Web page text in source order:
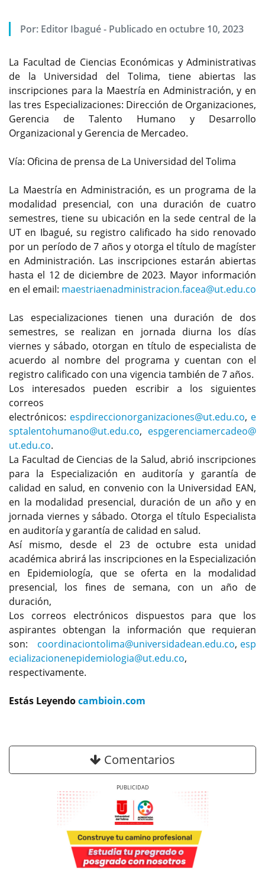
Por: Editor Ibagué- Publicado en octubre 10, 2023
La Facultad de Ciencias Económicas y Administrativas
de la Universidad del Tolima, tiene abiertas las
inscripciones para la Maestría en Administración, y en
las tres Especializaciones: Dirección de Organizaciones,
Gerencia de Talento Humano y Desarrollo
Organizacional y Gerencia de Mercadeo.
Vía: Oficina de prensa de La Universidad del Tolima
La Maestría en Administración, es un programa de la
modalidad presencial, con una duración de cuatro
semestres, tiene su ubicación en la sede central de la
UT en Ibagué, su registro calificado ha sido renovado
por un período de 7 años y otorga el título de magíster
en Administración. Las inscripciones estarán abiertas
hasta el 12 de diciembre de 2023. Mayor información
en el email: maestriaenadministracion.facea@ut.edu.co
Las especializaciones tienen una duración de dos
semestres, se realizan en jornada diurna los días
viernes y sábado, otorgan en título de especialista de
acuerdo al nombre del programa y cuentan con el
registro calificado con una vigencia también de 7 años.
Los interesados pueden escribir a los siguientes
correos
electrónicos: espdireccionorganizaciones@ut.edu.co, e
sptalentohumano@ut.edu.co, espgerenciamercadeo@
ut.edu.co.
La Facultad de Ciencias de la Salud, abrió inscripciones
para la Especialización en auditoría y garantía de
calidad en salud, en convenio con la Universidad EAN,
en la modalidad presencial, duración de un año y en
jornada viernes y sábado. Otorga el título Especialista
en auditoría y garantía de calidad en salud.
Así mismo, desde el 23 de octubre esta unidad
académica abrirá las inscripciones en la Especialización
en Epidemiología, que se oferta en la modalidad
presencial, los fines de semana, con un año de
duración,
Los correos electrónicos dispuestos para que los
aspirantes obtengan la información que requieran
son: coordinaciontolima@universidadean.edu.co, esp
ecializacionenepidemiologia@ut.edu.co,
respectivamente.
Estás Leyendocambioin.com
Comentarios